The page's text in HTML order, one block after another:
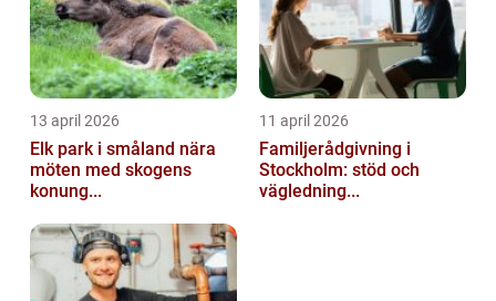
13 april 2026
Elk park i småland nära
möten med skogens
konung...
11 april 2026
Familjerådgivning i
Stockholm: stöd och
vägledning...